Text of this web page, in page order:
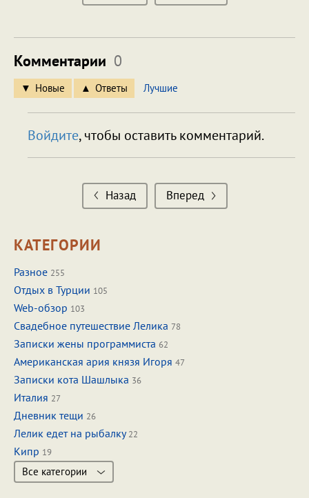
Комментарии 0
Новые Ответы Лучшие
Войдите, чтобы оставить комментарий.
Назад Вперед
КАТЕГОРИИ
Разное 255
Отдых в Турции 105
Web-обзор 103
Свадебное путешествие Лелика 78
Записки жены программиста 62
Американская ария князя Игоря 47
Записки кота Шашлыка 36
Италия 27
Дневник тещи 26
Лелик едет на рыбалку22
Кипр 19
Все категории